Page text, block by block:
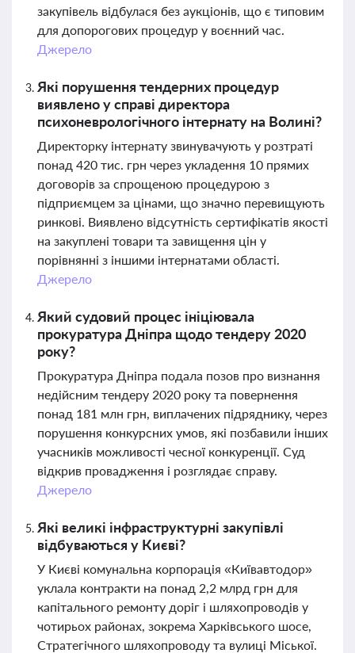
закупівель відбулася без аукціонів, що є типовим
для допорогових процедур у воєнний час.
Джерело
Які порушення тендерних процедур
виявлено у справі директора
психоневрологічного інтернату на Волині?
Директорку інтернату звинувачують у розтраті
понад 420 тис. грн через укладення 10 прямих
договорів за спрощеною процедурою з
підприємцем за цінами, що значно перевищують
ринкові. Виявлено відсутність сертифікатів якості
на закуплені товари та завищення цін у
порівнянні з іншими інтернатами області.
Джерело
Який судовий процес ініціювала
прокуратура Дніпра щодо тендеру 2020
року?
Прокуратура Дніпра подала позов про визнання
недійсним тендеру 2020 року та повернення
понад 181 млн грн, виплачених підряднику, через
порушення конкурсних умов, які позбавили інших
учасників можливості чесної конкуренції. Суд
відкрив провадження і розглядає справу.
Джерело
Які великі інфраструктурні закупівлі
відбуваються у Києві?
У Києві комунальна корпорація «Київавтодор»
уклала контракти на понад 2,2 млрд грн для
капітального ремонту доріг і шляхопроводів у
чотирьох районах, зокрема Харківського шосе,
Стратегічного шляхопроводу та вулиці Міської.